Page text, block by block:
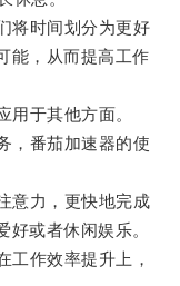
时间划分为更好
能，从而提高工作
于其他方面。
番茄加速器的使
力，更快地完成
或者休闲娱乐。
作效率提升上，